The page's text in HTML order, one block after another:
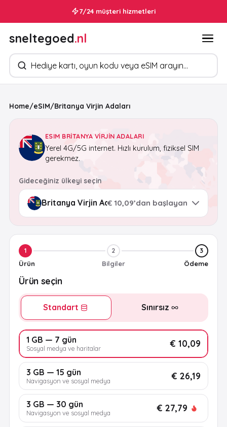
7/24 müşteri hizmetleri
sneltegoed.nl
Ürün arayın
Home/eSIM/Britanya Virjin Adaları
ESIM BRITANYA VIRJIN ADALARI
Yerel 4G/5G internet. Hızlı kurulum, fiziksel SIM
gerekmez.
Gideceğiniz ülkeyi seçin
€ 10,09’dan başlayan
1
Ürün
2
Bilgiler
3
Ödeme
Ürün seçin
Standart Sınırsız
1 GB — 7 gün
Sosyal medya ve haritalar € 10,09
3 GB — 15 gün
Navigasyon ve sosyal medya € 26,19
3 GB — 30 gün
Navigasyon ve sosyal medya € 27,79